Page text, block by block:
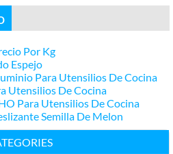
Por Kg
Espejo
Para Utensilios De Cocina
Utensilios De Cocina
Para Utensilios De Cocina
Semilla De Melon